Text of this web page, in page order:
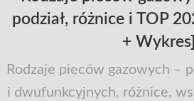
podział, różnice i TOP
+ Wykres]
Rodzaje pieców gazowych –
i dwufunkcyjnych, różnice,